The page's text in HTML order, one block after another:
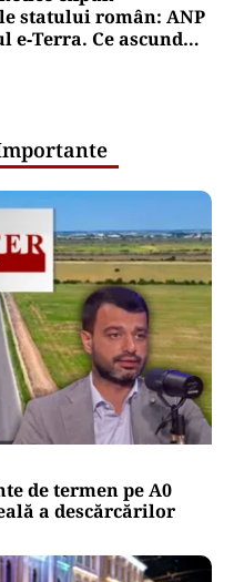
statului român: ANP
e‑Terra. Ce ascund
de termen pe A0
a descărcărilor